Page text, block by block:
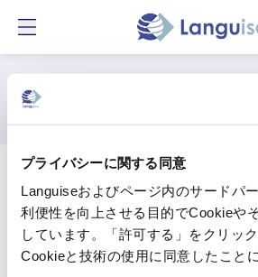
プライバシーに関する同意
Languiseおよびページ内のサードパ
利便性を向上させる目的でCookieや
しています。「許可する」をクリッ
Cookieと技術の使用に同意したこと
2026/06/22
5 Steps to Read Foreign-Language